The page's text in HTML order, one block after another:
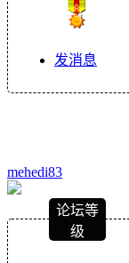
发消息
mehedi83
论坛等
级